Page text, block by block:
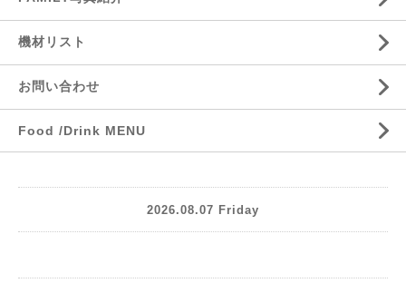
機材リスト
お問い合わせ
Food /Drink MENU
2026.08.07 Friday